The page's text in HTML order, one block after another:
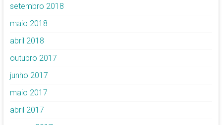
setembro 2018
maio 2018
abril 2018
outubro 2017
junho 2017
maio 2017
abril 2017